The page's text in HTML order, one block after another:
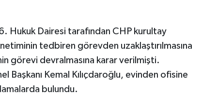
Hukuk Dairesi tarafından CHP kurultay
tedbiren görevden uzaklaştırılmasına
görevi devralmasına karar verilmişti.
Başkanı Kemal Kılıçdaroğlu, evinden ofisine
bulundu.